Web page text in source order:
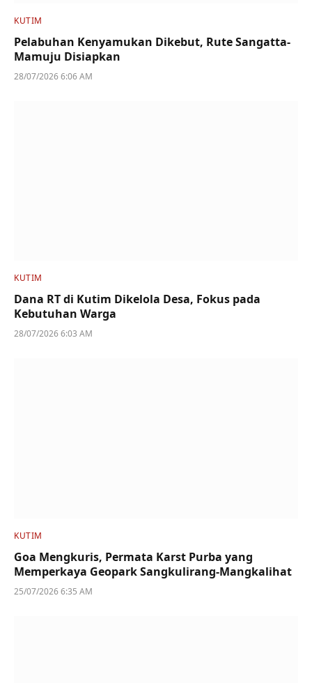
KUTIM
Pelabuhan Kenyamukan Dikebut, Rute Sangatta-
Mamuju Disiapkan
28/07/2026 6:06 AM
KUTIM
Dana RT di Kutim Dikelola Desa, Fokus pada
Kebutuhan Warga
28/07/2026 6:03 AM
KUTIM
Goa Mengkuris, Permata Karst Purba yang
Memperkaya Geopark Sangkulirang-Mangkalihat
25/07/2026 6:35 AM